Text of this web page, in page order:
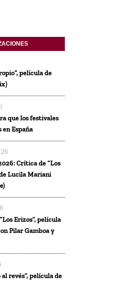
película de
que los festivales
España
Crítica de “Los
Lucila Mariani
Erizos”, película
Pilar Gamboa y
revés”, película de